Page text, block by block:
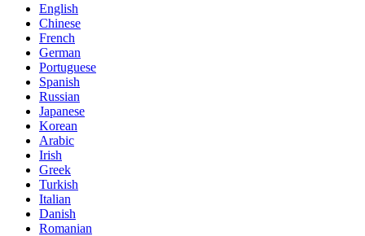
English
Chinese
French
German
Portuguese
Spanish
Russian
Japanese
Korean
Arabic
Irish
Greek
Turkish
Italian
Danish
Romanian